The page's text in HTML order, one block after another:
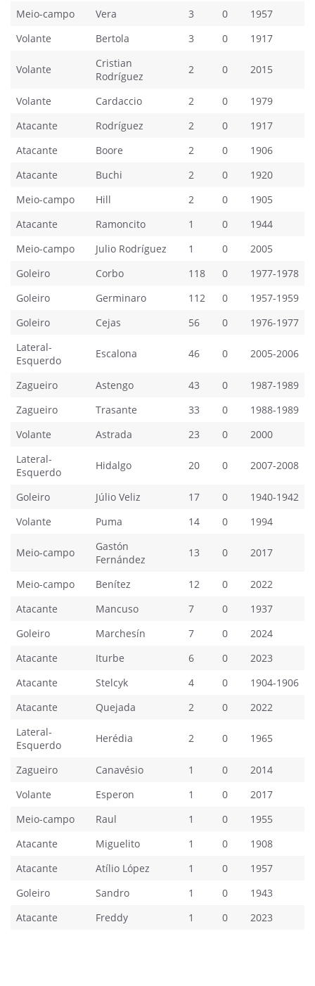
Meio-campo Vera 3 0
1957
Volante
Bertola 3 0 1917
Volante
Cristian
Rodríguez
2 0 2015
Volante Cardaccio 2 0
1979
Atacante
Rodríguez 2 0
1917
Atacante
Boore 2 0
1906
Atacante
Buchi 2 0
1920
Meio-campo
Hill 2 0
1905
Atacante
Ramoncito 1 0
1944
Meio-campo
Julio Rodríguez 1 0
2005
Goleiro
Corbo 118 0
1977-1978
Goleiro
Germinaro 112 0
1957-1959
Goleiro
Cejas 56 0
1976-1977
Lateral-
Esquerdo
Escalona 46 0 2005-2006
Zagueiro Astengo 43 0
1987-1989
Zagueiro
Trasante 33 0
1988-1989
Volante
Astrada 23 0
2000
Lateral-
Esquerdo
Hidalgo 20 0 2007-2008
Goleiro Júlio Veliz 17 0
1940-1942
Volante
Puma 14 0 1994
Meio-campo
Gastón
Fernández
13 0 2017
Meio-campo Benítez 12 0
2022
Atacante
Mancuso 7 0
1937
Goleiro
Marchesín 7 0
2024
Atacante
Iturbe 6 0
2023
Atacante
Stelcyk 4 0
1904-1906
Atacante
Quejada 2 0
2022
Lateral-
Esquerdo
Herédia 2 0 1965
Zagueiro Canavésio 1 0
2014
Volante
Esperon 1 0
2017
Meio-campo
Raul 1 0
1955
Atacante
Miguelito 1 0
1908
Atacante
Atílio López 1 0
1957
Goleiro
Sandro 1 0
1943
Atacante
Freddy 1 0 2023